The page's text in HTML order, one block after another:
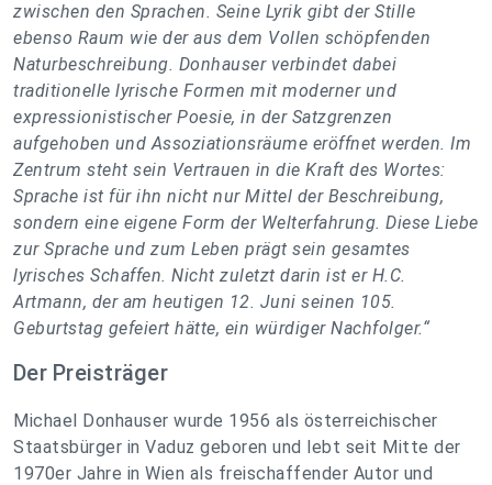
zwischen den Sprachen. Seine Lyrik gibt der Stille
ebenso Raum wie der aus dem Vollen schöpfenden
Naturbeschreibung. Donhauser verbindet dabei
traditionelle lyrische Formen mit moderner und
expressionistischer Poesie, in der Satzgrenzen
aufgehoben und Assoziationsräume eröffnet werden. Im
Zentrum steht sein Vertrauen in die Kraft des Wortes:
Sprache ist für ihn nicht nur Mittel der Beschreibung,
sondern eine eigene Form der Welterfahrung. Diese Liebe
zur Sprache und zum Leben prägt sein gesamtes
lyrisches Schaffen. Nicht zuletzt darin ist er H.C.
Artmann, der am heutigen 12. Juni seinen 105.
Geburtstag gefeiert hätte, ein würdiger Nachfolger.“
Der Preisträger
Michael Donhauser wurde 1956 als österreichischer
Staatsbürger in Vaduz geboren und lebt seit Mitte der
1970er Jahre in Wien als freischaffender Autor und